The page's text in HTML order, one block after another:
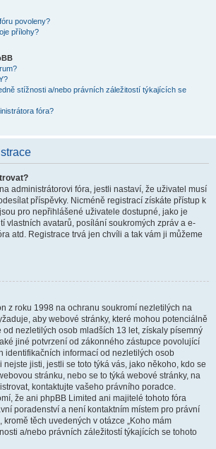
povoleny?
přílohy?
stížnosti a/nebo právních záležitostí týkajících se
fóra?
administrátorovi fóra, jestli nastaví, že uživatel musí
příspěvky. Nicméně registrací získáte přístup k
pro nepřihlášené uživatele dostupné, jako je
vlastních avatarů, posílání soukromých zpráv a e-
atd. Registrace trvá jen chvíli a tak vám ji můžeme
z roku 1998 na ochranu soukromí nezletilých na
aby webové stránky, které mohou potenciálně
od nezletilých osob mladších 13 let, získaly písemný
jiné potvrzení od zákonného zástupce povolující
identifikačních informací od nezletilých osob
jisti, jestli se toto týká vás, jako někoho, kdo se
stránku, nebo se to týká webové stránky, na
kontaktujte vašeho právního poradce.
že ani phpBB Limited ani majitelé tohoto fóra
poradenství a není kontaktním místem pro právní
těch uvedených v otázce „Koho mám
a/nebo právních záležitostí týkajících se tohoto